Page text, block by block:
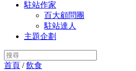
駐站作家
百大顧問團
駐站達人
主題企劃
首頁 /飲食